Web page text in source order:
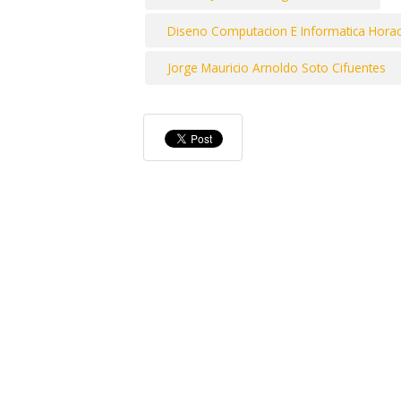
Diseno Computacion E Informatica
Jorge Mauricio Arnoldo Soto Cifuentes